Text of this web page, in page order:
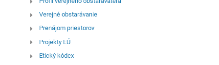
Verejné obstarávanie
Prenájom priestorov
Projekty EÚ
Etický kódex